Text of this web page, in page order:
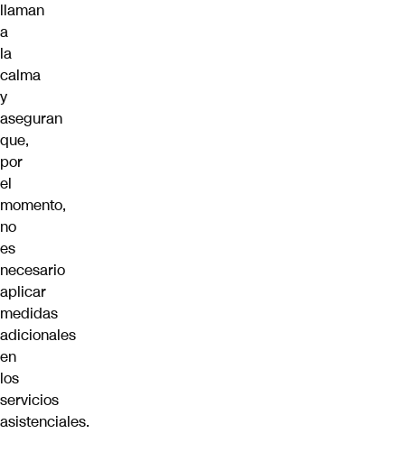
llaman
a
la
calma
y
aseguran
que,
por
el
momento,
no
es
necesario
aplicar
medidas
adicionales
en
los
servicios
asistenciales.